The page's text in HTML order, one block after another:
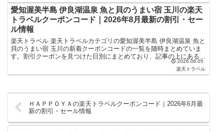
愛知渥美半島 伊良湖温泉 魚と貝のうまい宿 玉川の楽天
トラベルクーポンコード｜2026年8月最新の割引・セー
ル情報
楽天トラベル 楽天トラベルカテゴリの愛知渥美半島 伊良湖温泉 魚と
貝のうまい宿 玉川の新着クーポンコードの一覧を随時まとめていま
す。割引クーポンを見つけた日別にまとめており、記事の上にあるも
のが最新の割引クーポンになります。ホテル・旅館宿泊...
2026.08.05
楽天トラベル
ＨＡＰＰＯＹＡの楽天トラベルクーポンコード｜2026年6月最
新の割引・セール情報